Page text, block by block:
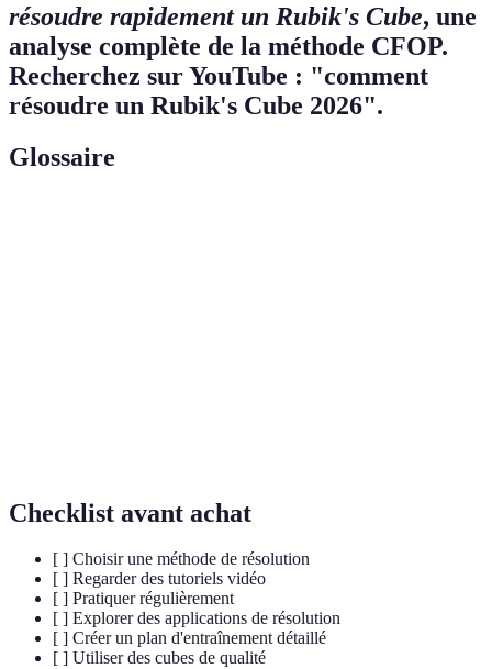
résoudre rapidement un Rubik's Cube, une
analyse complète de la méthode CFOP.
Recherchez sur YouTube : "comment
résoudre un Rubik's Cube 2026".
Glossaire
Checklist avant achat
[ ] Choisir une méthode de résolution
[ ] Regarder des tutoriels vidéo
[ ] Pratiquer régulièrement
[ ] Explorer des applications de résolution
[ ] Créer un plan d'entraînement détaillé
[ ] Utiliser des cubes de qualité